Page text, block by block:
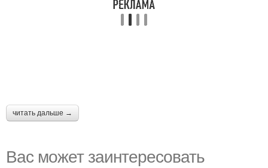
читать дальше →
Вас может заинтересовать